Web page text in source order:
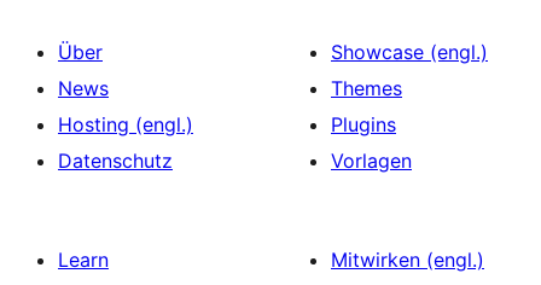
Über
News
Hosting (engl.)
Datenschutz
Showcase (engl.)
Themes
Plugins
Vorlagen
Learn
Mitwirken (engl.)